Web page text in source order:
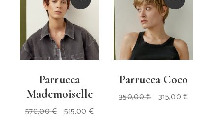
Parrucca
Mademoiselle
570,00€ Il
515,00€Il
Parrucca Coco
350,00€ Il
prezzo
315,00€Il
prezzo